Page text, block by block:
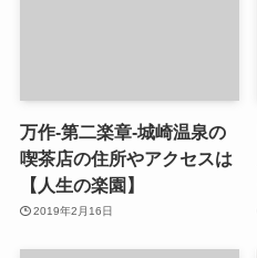
万作-第二楽章-城崎温泉の
喫茶店の住所やアクセスは
【人生の楽園】
2019年2月16日